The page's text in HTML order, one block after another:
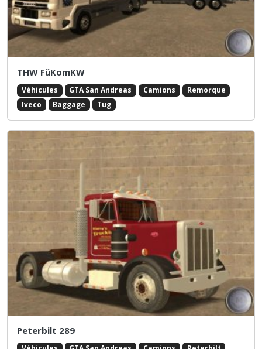
THW FüKomKW
Véhicules GTA San Andreas Camions
Remorque
Iveco
Baggage Tug
Peterbilt 289